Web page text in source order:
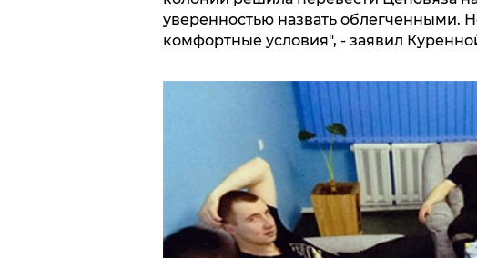
уверенностью назвать облегченными.
комфортные условия", - заявил